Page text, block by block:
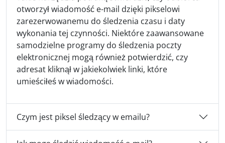
otworzył wiadomość e-mail dzięki pikselowi
zarezerwowanemu do śledzenia czasu i daty
wykonania tej czynności. Niektóre zaawansowane
samodzielne programy do śledzenia poczty
elektronicznej mogą również potwierdzić, czy
adresat kliknął w jakiekolwiek linki, które
umieściłeś w wiadomości.
Czym jest piksel śledzący w emailu?